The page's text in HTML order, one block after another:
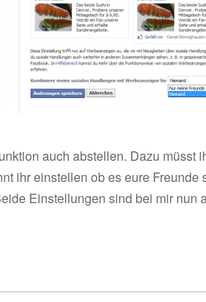
auch abstellen. Dazu müsst
ihr einstellen ob es eure Freunde
Einstellungen sind bei mir nun